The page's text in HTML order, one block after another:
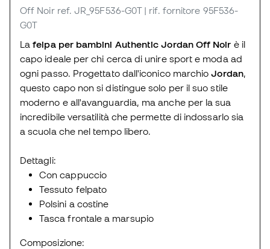
Off Noir ref. JR_95F536-G0T | rif. fornitore 95F536-
G0T
Lafelpa per bambini Authentic Jordan Off Noir è il
capo ideale per chi cerca di unire sport e moda ad
ogni passo. Progettato dall'iconico marchioJordan,
questo capo non si distingue solo per il suo stile
moderno e all'avanguardia, ma anche per la sua
incredibile versatilità che permette di indossarlo sia
a scuola che nel tempo libero.
Dettagli:
Con cappuccio
Tessuto felpato
Polsini a costine
Tasca frontale a marsupio
Composizione: